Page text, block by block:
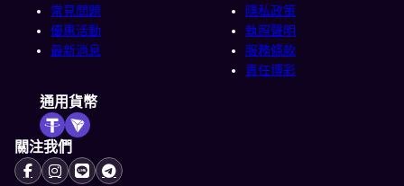
常見問題
優惠活動
最新消息
隱私政策
執照聲明
服務條款
責任博彩
通用貨幣
關注我們